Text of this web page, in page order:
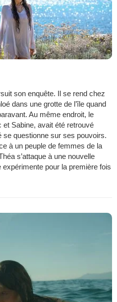
son enquête. Il se rend chez
dans une grotte de l’île quand
Au même endroit, le
Sabine, avait été retrouvé
se questionne sur ses pouvoirs.
à un peuple de femmes de la
s’attaque à une nouvelle
expérimente pour la première fois